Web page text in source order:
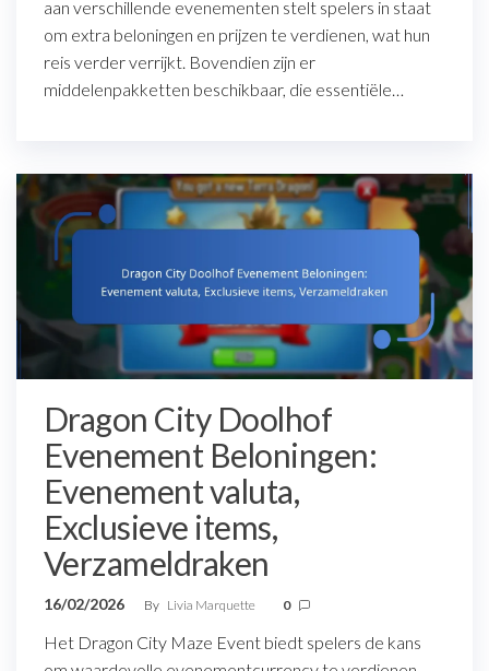
aan verschillende evenementen stelt spelers in staat
om extra beloningen en prijzen te verdienen, wat hun
reis verder verrijkt. Bovendien zijn er
middelenpakketten beschikbaar, die essentiële…
Dragon City Doolhof
Evenement Beloningen:
Evenement valuta,
Exclusieve items,
Verzameldraken
16/02/2026 By Livia Marquette 0
Het Dragon City Maze Event biedt spelers de kans